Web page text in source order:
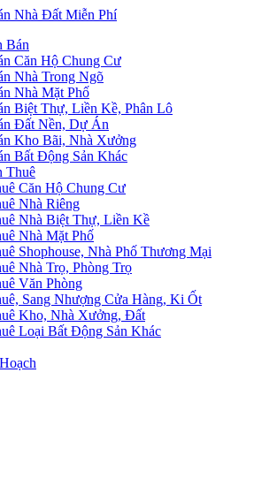
Bán
Căn Hộ Chung Cư
Nhà Trong Ngõ
Nhà Mặt Phố
Biệt Thự, Liền Kề, Phân Lô
Đất Nền, Dự Án
Kho Bãi, Nhà Xưởng
Bất Động Sản Khác
Thuê
Căn Hộ Chung Cư
Nhà Riêng
Nhà Biệt Thự, Liền Kề
Nhà Mặt Phố
Shophouse, Nhà Phố Thương Mại
Nhà Trọ, Phòng Trọ
Văn Phòng
Sang Nhượng Cửa Hàng, Ki Ốt
Kho, Nhà Xưởng, Đất
Loại Bất Động Sản Khác